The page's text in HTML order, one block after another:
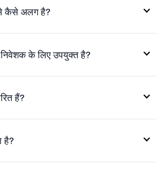
635
कैसे अलग है?
के लिए उपयुक्त है?
हैं?
है?